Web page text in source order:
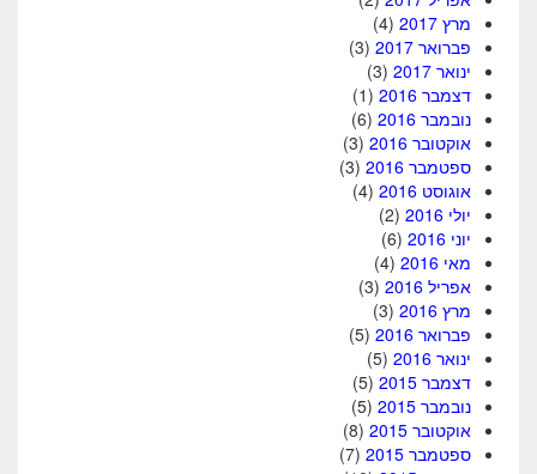
מרץ 2017
(4)
פברואר 2017
(3)
ינואר 2017
(3)
דצמבר 2016
(1)
נובמבר 2016
(6)
אוקטובר 2016
(3)
ספטמבר 2016
(3)
אוגוסט 2016
(4)
יולי 2016
(2)
יוני 2016
(6)
מאי 2016
(4)
אפריל 2016
(3)
מרץ 2016
(3)
פברואר 2016
(5)
ינואר 2016
(5)
דצמבר 2015
(5)
נובמבר 2015
(5)
אוקטובר 2015
(8)
ספטמבר 2015
(7)